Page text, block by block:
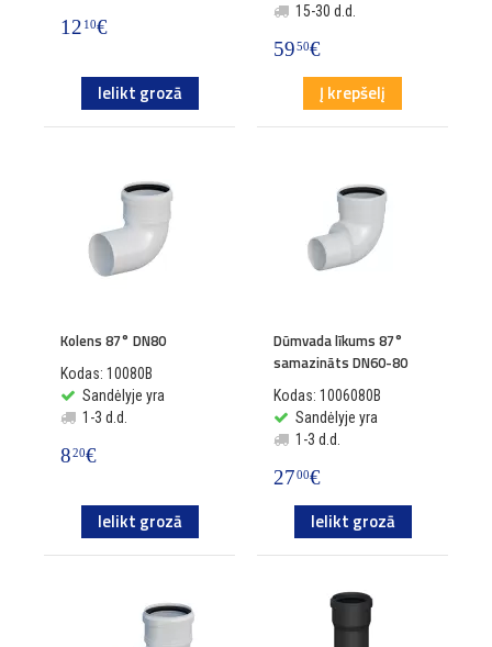
12 10€
Ielikt grozā
15-30 d.d.
5950€
Į krepšelį
Kolens 87° DN80
Kodas: 10080B
Sandėlyje yra
1-3 d.d.
820€
Ielikt grozā
Dūmvada līkums 87°
samazināts DN60-80
Kodas: 1006080B
Sandėlyje yra
1-3 d.d.
2700€
Ielikt grozā